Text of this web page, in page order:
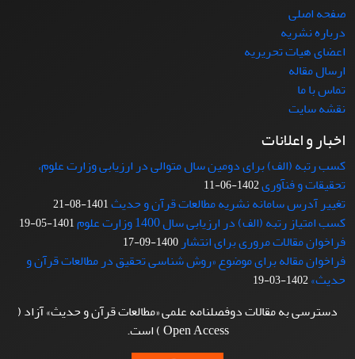
صفحه اصلی
درباره نشریه
اعضای هیات تحریریه
ارسال مقاله
تماس با ما
نقشه سایت
اخبار و اعلانات
کسب رتبه (الف) برای دومین سال متوالی در ارزیابی وزارت علوم،
تحقیقات و فنآوری1402-06-11
تغییر آدرس سامانه نشریه مطالعات قرآن و حدیث1401-08-21
کسب امتیاز رتبه (الف) در ارزیابی سال 1400 وزارت علوم 1401-05-19
فراخوان مقالات مروری برای انتشار 1400-09-17
فراخوان مقاله برای موضوع «روش شناسی تحقیق در مطالعات قرآن و
حدیث»1402-03-19
دسترسی به مقالات دوفصلنامه علمی «مطالعات قرآن و حدیث» آزاد (
Open Access ) است.